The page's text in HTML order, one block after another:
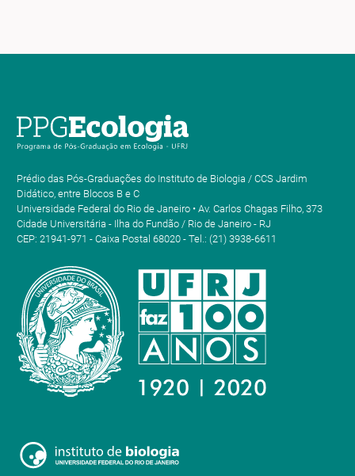
Prédio das Pós-Graduações do Instituto de Biologia / CCS Jardim
Didático, entre Blocos B e C
Universidade Federal do Rio de Janeiro • Av. Carlos Chagas Filho, 373
Cidade Universitária - Ilha do Fundão / Rio de Janeiro - RJ
CEP: 21941-971 - Caixa Postal 68020 - Tel.: (21) 3938-6611